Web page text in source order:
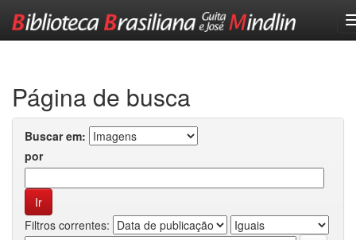
Página de busca
Buscar em:
por
Filtros correntes: